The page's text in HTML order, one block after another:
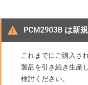
PCM2903B は新
これまでにご購入さ
製品を引き続き生産
検討ください。